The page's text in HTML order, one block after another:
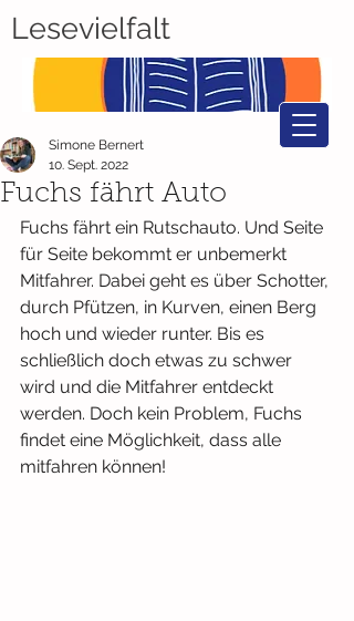
Lesevielfalt
Fuchs fährt Auto
Simone Bernert
10. Sept. 2022
Fuchs fährt ein Rutschauto. Und Seite
für Seite bekommt er unbemerkt
Mitfahrer. Dabei geht es über Schotter,
durch Pfützen, in Kurven, einen Berg
hoch und wieder runter. Bis es
schließlich doch etwas zu schwer
wird und die Mitfahrer entdeckt
werden. Doch kein Problem, Fuchs
findet eine Möglichkeit, dass alle
mitfahren können!